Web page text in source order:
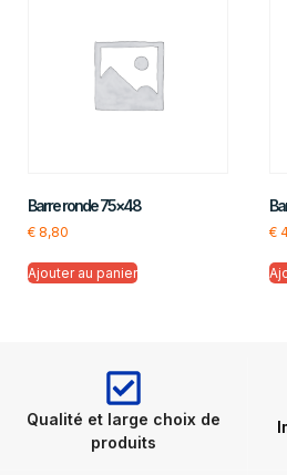
Barre ronde 75×48
€ 8,80
Ajouter au panier
€
Qualité et large choix de
produits